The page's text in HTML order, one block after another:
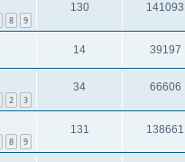
8 9
130 141093
14 39197
2 3
34 66606
8 9
131 138661